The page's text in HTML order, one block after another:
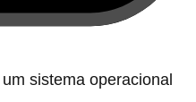
sistema operacional